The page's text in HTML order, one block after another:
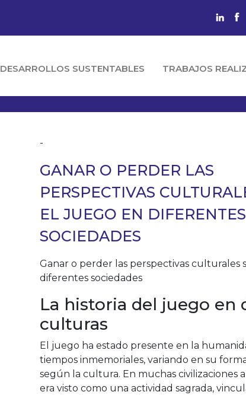
DESARROLLOS SUSTENTABLES TRABAJOS
-
GANAR O PERDER LAS
PERSPECTIVAS
EL JUEGO EN DIFERENTES
SOCIEDADES
Ganar o perder las perspectivas culturales
diferentes sociedades
La historia del juego en
culturas
El juego ha estado presente en la
tiempos inmemoriales, variando en su
según la cultura. En muchas civilizaciones
era visto como una actividad sagrada,